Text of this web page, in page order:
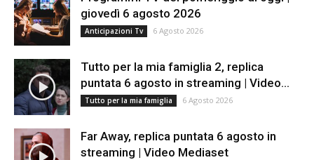
giovedì 6 agosto 2026
Anticipazioni Tv 6 Agosto 2026
Tutto per la mia famiglia 2, replica
puntata 6 agosto in streaming | Video...
Tutto per la mia famiglia 6 Agosto 2026
Far Away, replica puntata 6 agosto in
streaming | Video Mediaset